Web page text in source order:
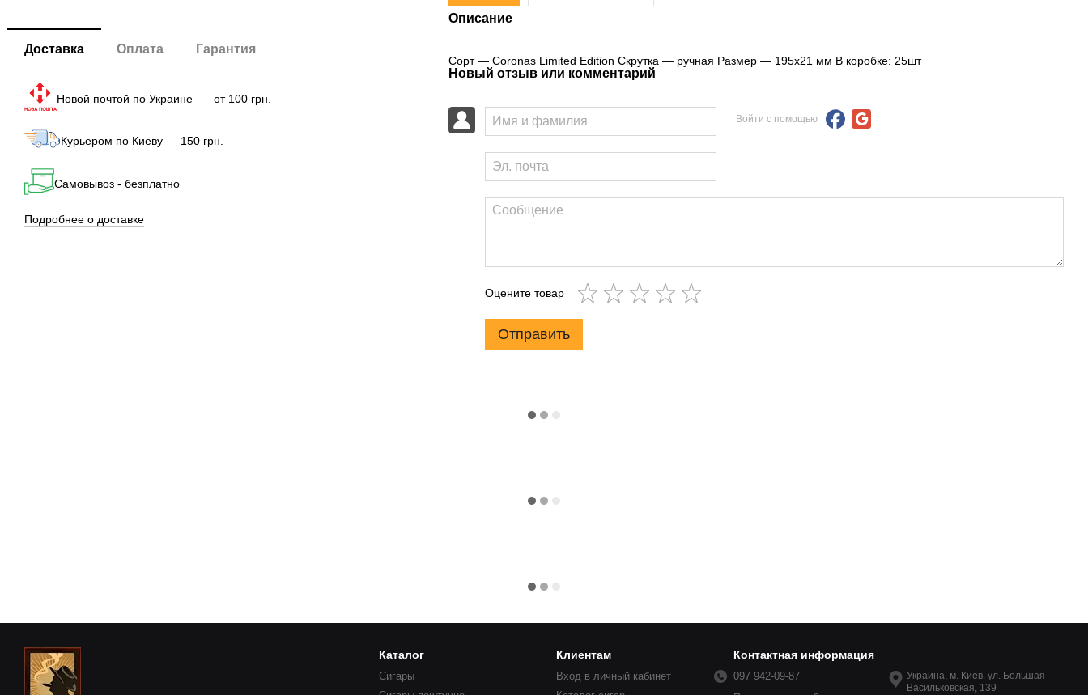
Доставка Оплата Гарантия
Новой почтой по Украине — от 100 грн.
Курьером по Киеву — 150 грн.
Самовывоз - безплатно
Подробнее о доставке
Описание
Сорт — Coronas Limited Edition Скрутка — ручная Размер — 195x21 мм В коробке: 25шт
Новый отзыв или комментарий
Войти с помощью
Оцените товар
Отправить
Каталог
Сигары
Клиентам
Вход в личный кабинет
Контактная информация
097 942-09-87
Украина, м. Киев. ул. Большая
Васильковская, 139